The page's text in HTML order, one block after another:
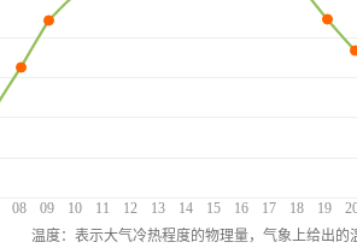
08 09 10 11 12 13 14 15 16 17 18 19
温度：表示大气冷热程度的物理量，气象上给出